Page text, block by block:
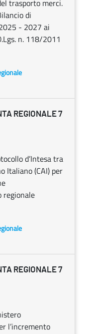
trasporto merci.
di
- 2027 ai
n. 118/2011
REGIONALE 7
d’Intesa tra
Italiano (CAI) per
regionale
REGIONALE 7
l’incremento